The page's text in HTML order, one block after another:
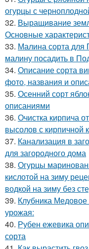
огурцы с
32. Выращивание
Основные
33. Малина сорта для
малину посадить в
34. Описание сорта
фото, названия и
35. Осенний сорт
описаниями
36. Очистка кирпича
высолов с кирпичной
37. Канализация в
для загородного дома
38. Огурцы
кислотой на зиму
водкой на зиму без
39. Клубника
урожая:
40. Рубен ежевика
сорта